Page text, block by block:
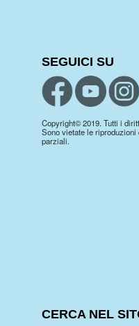
SEGUICI SU
Copyright© 2019. Tutti i
Sono vietate le
parziali.
CERCA NEL